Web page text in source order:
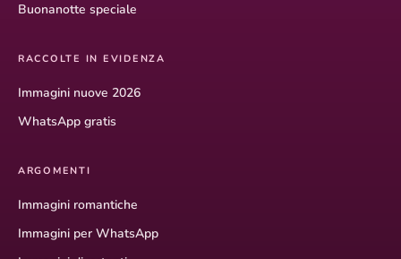
Buonanotte speciale
RACCOLTE IN EVIDENZA
Immagini nuove 2026
WhatsApp gratis
ARGOMENTI
Immagini romantiche
Immagini per WhatsApp